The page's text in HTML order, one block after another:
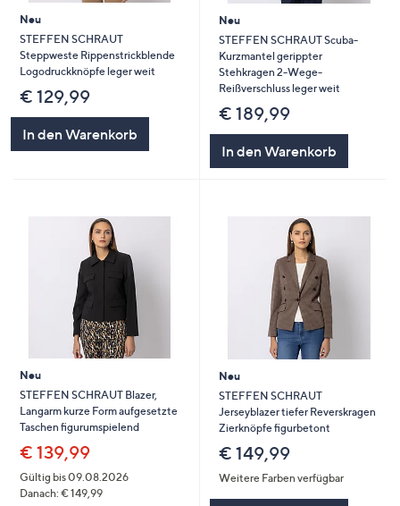
Neu
STEFFEN SCHRAUT
Steppweste Rippenstrickblende
Logodruckknöpfe leger weit
€ 129,99
In den Warenkorb
Neu
STEFFEN SCHRAUT Scuba-
Kurzmantel gerippter
Stehkragen 2-Wege-
Reißverschluss leger weit
€ 189,99
In den Warenkorb
Neu
STEFFEN SCHRAUT Blazer,
Langarm kurze Form aufgesetzte
Taschen figurumspielend
€ 139,99
Gültig bis 09.08.2026
Danach: € 149,99
Neu
STEFFEN SCHRAUT
Jerseyblazer tiefer Reverskragen
Zierknöpfe figurbetont
€ 149,99
Weitere Farben verfügbar